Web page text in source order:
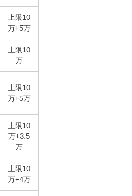
上限10
万+5万
上限10
万
上限10
万+5万
上限10
万+3.5
万
上限10
万+4万